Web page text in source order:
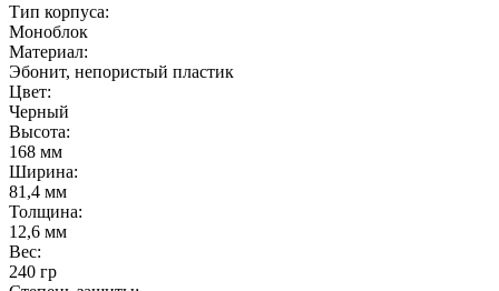
Тип корпуса:
Моноблок
Материал:
Эбонит, непористый пластик
Цвет:
Черный
Высота:
168 мм
Ширина:
81,4 мм
Толщина:
12,6 мм
Вес:
240 гр